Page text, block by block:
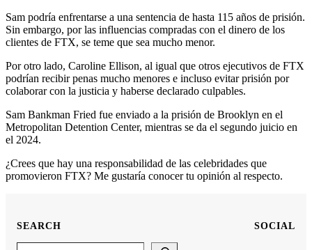
Sam podría enfrentarse a una sentencia de hasta 115 años de prisión.
Sin embargo, por las influencias compradas con el dinero de los
clientes de FTX, se teme que sea mucho menor.
Por otro lado, Caroline Ellison, al igual que otros ejecutivos de FTX
podrían recibir penas mucho menores e incluso evitar prisión por
colaborar con la justicia y haberse declarado culpables.
Sam Bankman Fried fue enviado a la prisión de Brooklyn en el
Metropolitan Detention Center, mientras se da el segundo juicio en
el 2024.
¿Crees que hay una responsabilidad de las celebridades que
promovieron FTX? Me gustaría conocer tu opinión al respecto.
SEARCH SOCIAL